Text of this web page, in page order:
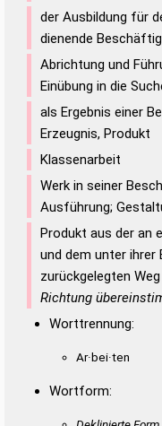
der Ausbildung für
dienende
Abrichtung und
Einübung in die
als Ergebnis einer
Erzeugnis, Produkt
Klassenarbeit
Werk in seiner
Ausführung;
Produkt aus der an
und dem unter ihrer
zurückgelegten Weg
Richtung
Worttrennung:
Ar·bei·ten
Wortform: